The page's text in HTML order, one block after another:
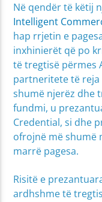
Në qendër të këtij
Intelligent
hap rrjetin e
inxhinierët që po
të tregtisë përmes
partneritete të
shumë njerëz dhe
fundmi, u
Credential, si dhe
ofrojnë më shumë
marrë pagesa.
Risitë e
ardhshme të